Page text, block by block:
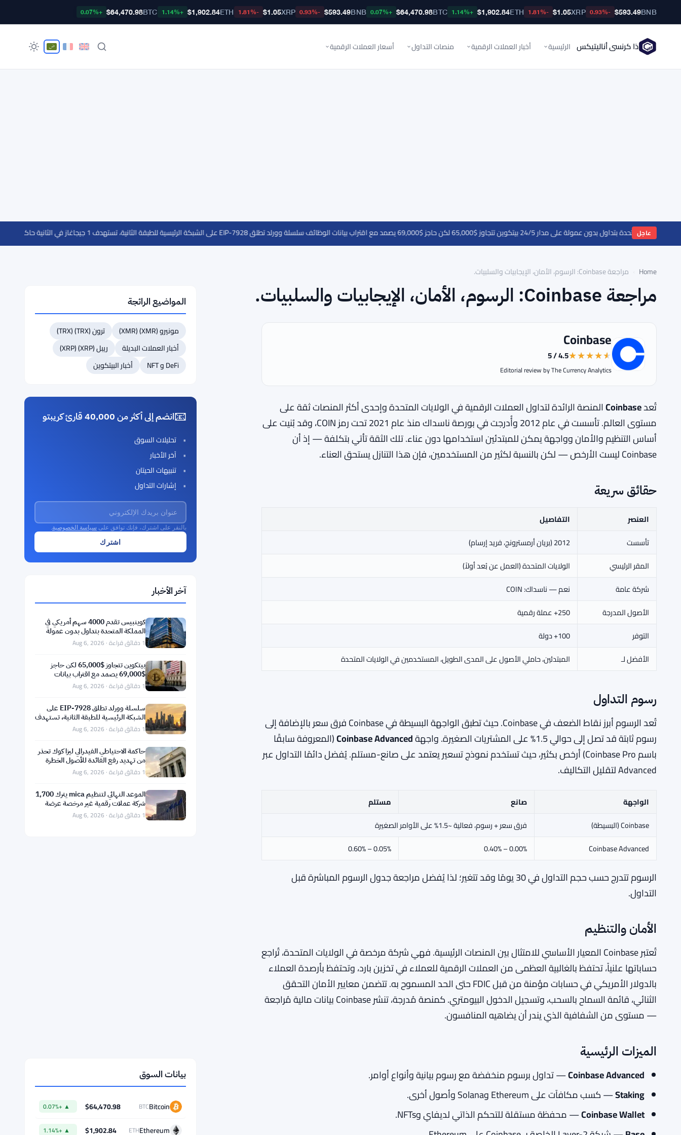
BNB
$593.49
-0.93%
XRP
$1.05
-1.81%
ETH
$1,902.84
+1.14%
BTC
$64,470.98
+0.07%
BNB
$593.49
-0.93%
XRP
$1.05
-1.81%
ETH
$1,902.84
+1.14%
BTC
$64,470.98
+0.07%
ذا كرنسي أناليتيكس الرئيسية أخبار العملات الرقمية منصات التداول أسعار العملات الرقمية
عاجل ·بيتكوين تتجاوز $65,000 لكن حاجز $69,000 يصمد مع اقتراب بيانات الوظائف ·سلسلة وورلد تطلق EIP-7928 على الشبكة الرئيسية للطبقة الثانية، تستهدف 1 جيجاغاز في الثانية ·حاكمة
Home مراجعة Coinbase: الرسوم، الأمان، الإيجابيات والسلبيات.
مراجعة Coinbase: الرسوم، الأمان، الإيجابيات والسلبيات.
Coinbase
4.5 / 5
Editorial review by The Currency Analytics
تُعدCoinbaseالمنصة الرائدة لتداول العملات الرقمية في الولايات المتحدة وإحدى أكثر المنصات ثقة على
مستوى العالم. تأسست في عام 2012 وأُدرجت في بورصة ناسداك منذ عام 2021 تحت رمز COIN، وقد بُنيت على
أساس التنظيم والأمان وواجهة يمكن للمبتدئين استخدامها دون عناء. تلك الثقة تأتي بتكلفة — إذ أن
Coinbase ليست الأرخص — لكن بالنسبة لكثير من المستخدمين، فإن هذا التنازل يستحق العناء.
حقائق سريعة
العنصر
التفاصيل
تأسست
2012 (بريان أرمسترونج، فريد إرسام)
المقر الرئيسي
الولايات المتحدة (العمل عن بُعد أولاً)
شركة عامة
نعم — ناسداك: COIN
الأصول المدرجة
250+ عملة رقمية
التوفر
100+ دولة
الأفضل لـ
المبتدئين، حاملي الأصول على المدى الطويل، المستخدمين في الولايات المتحدة
رسوم التداول
تُعد الرسوم أبرز نقاط الضعف في Coinbase. حيث تطبق الواجهة البسيطة في Coinbase فرق سعر بالإضافة إلى
رسوم ثابتة قد تصل إلى حوالي 1.5% على المشتريات الصغيرة. واجهة
Coinbase Advanced(المعروفة سابقًا
باسم Coinbase Pro) أرخص بكثير، حيث تستخدم نموذج تسعير يعتمد على صانع-مستلم. يُفضل دائمًا التداول عبر
Advanced لتقليل التكاليف.
الواجهة صانع
مستلم
Coinbase (البسيطة)
فرق سعر + رسوم، فعالية ~1.5% على الأوامر الصغيرة
Coinbase Advanced
0.00% – 0.40%
0.05% – 0.60%
الرسوم تتدرج حسب حجم التداول في 30 يومًا وقد تتغير؛ لذا يُفضل مراجعة جدول الرسوم المباشرة قبل
التداول.
الأمان والتنظيم
تُعتبر Coinbase المعيار الأساسي للامتثال بين المنصات الرئيسية. فهي شركة مرخصة في الولايات المتحدة، تُراجع
حساباتها علنياً، تحتفظ بالغالبية العظمى من العملات الرقمية للعملاء في تخزين بارد، وتحتفظ بأرصدة العملاء
بالدولار الأمريكي في حسابات مؤمنة من قبل FDIC حتى الحد المسموح به. تتضمن معايير الأمان التحقق
الثنائي، قائمة السماح بالسحب، وتسجيل الدخول البيومتري. كمنصة مُدرجة، تنشر Coinbase بيانات مالية مُراجعة
— مستوى من الشفافية الذي يندر أن يضاهيه المنافسون.
الميزات الرئيسية
Coinbase Advanced— تداول برسوم منخفضة مع رسوم بيانية وأنواع أوامر.
Staking— كسب مكافآت على Ethereum وSolana وأصول أخرى.
Coinbase Wallet— محفظة مستقلة للتحكم الذاتي لديفاي وNFTs.
المواضيع الرائجة
مونيرو (XMR) (XMR)
ترون (TRX) (TRX)
أخبار العملات البديلة
ريبل (XRP) (XRP)
DeFi و NFT
أخبار البيتكوين
📧انضم إلى أكثر من 40,000 قارئ كريبتو
تحليلات السوق
آخر الأخبار
تنبيهات الحيتان
إشارات التداول
بالنقر على اشترك، فإنك توافق على سياسة الخصوصية.
آخر الأخبار
كوينبيس تقدم 4000 سهم أمريكي في
المملكة المتحدة بتداول بدون عمولة
على مدار 24/51 دقائق قراءة · Aug 6, 2026
بيتكوين تتجاوز $65,000 لكن حاجز
$69,000 يصمد مع اقتراب بيانات
الوظائف1 دقائق قراءة · Aug 6, 2026
سلسلة وورلد تطلق EIP-7928 على
الشبكة الرئيسية للطبقة الثانية، تستهدف
1 جيجاغاز في الثانية1 دقائق قراءة · Aug 6, 2026
حاكمة الاحتياطي الفيدرالي ليزا كوك تحذر
من تهديد رفع الفائدة للأصول الخطرة
والعملات الرقمية1 دقائق قراءة · Aug 6, 2026
الموعد النهائي لتنظيم mica يترك 1,700
شركة عملات رقمية غير مرخصة عرضة
للاحتيال1 دقائق قراءة · Aug 6, 2026